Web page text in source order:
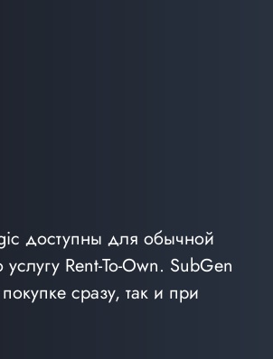
доступны для обычной
Rent-To-Own. SubGen
сразу, так и при